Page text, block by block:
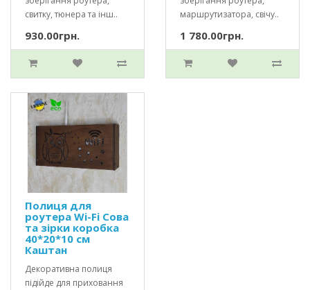
свитку, тюнера та інш..
930.00грн.
маршрутизатора, свічу..
1 780.00грн.
Полиця для
роутера Wi-Fi Сова
та зірки коробка
40*20*10 см
Каштан
Декоративна полиця
підійде для приховання